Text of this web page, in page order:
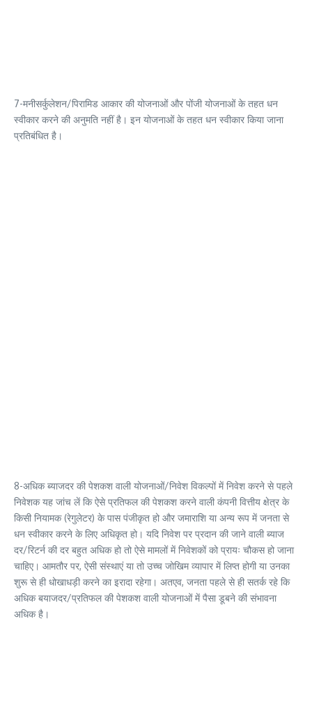
7-मनीसर्कुलेशन/पिरामिड आकार की योजनाओं और पोंजी योजनाओं के तहत धन
स्वीकार करने की अनुमति नहीं है। इन योजनाओं के तहत धन स्वीकार किया जाना
प्रतिबंधित है।
8-अधिक ब्याजदर की पेशकश वाली योजनाओं/निवेश विकल्पों में निवेश करने से पहले
निवेशक यह जांच लें कि ऐसे प्रतिफल की पेशकश करने वाली कंपनी वित्तीय क्षेत्र के
किसी नियामक (रेगुलेटर) के पास पंजीकृत हो और जमाराशि या अन्य रूप में जनता से
धन स्वीकार करने के लिए अधिकृत हो। यदि निवेश पर प्रदान की जाने वाली ब्याज
दर/रिटर्न की दर बहुत अधिक हो तो ऐसे मामलों में निवेशकों को प्रायः चौकस हो जाना
चाहिए। आमतौर पर, ऐसी संस्थाएं या तो उच्च जोखिम व्यापार में लिप्त होगी या उनका
शुरू से ही धोखाधड़ी करने का इरादा रहेगा। अतएव, जनता पहले से ही सतर्क रहे कि
अधिक बयाजदर/प्रतिफल की पेशकश वाली योजनाओं में पैसा डूबने की संभावना
अधिक है।